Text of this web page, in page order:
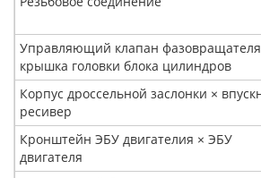
Управляющий клапан
крышка головки блока цилиндров
Корпус дроссельной заслонки ×
ресивер
Кронштейн ЭБУ двигателия × ЭБУ
двигателя